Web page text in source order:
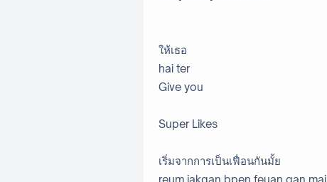
ให้เธอ
hai ter
Give you
Super Likes
เริ่มจากการเป็นเฟื่อนกันมั้ย